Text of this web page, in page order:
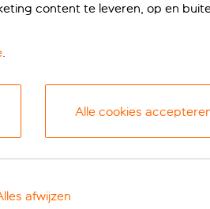
content te leveren, op en
.
Alle cookies
afwijzen